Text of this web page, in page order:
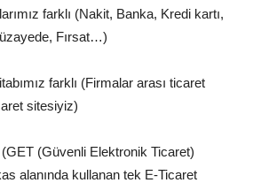
farklı (Nakit, Banka, Kredi kartı,
Fırsat…)
farklı (Firmalar arası ticaret
sitesiyiz)
(Güvenli Elektronik Ticaret)
alanında kullanan tek E-Ticaret